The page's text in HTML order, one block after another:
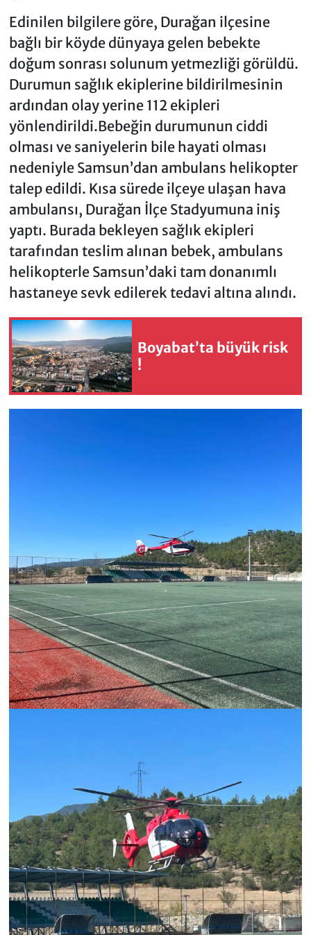
Edinilen bilgilere göre, Durağan ilçesine
bağlı bir köyde dünyaya gelen bebekte
doğum sonrası solunum yetmezliği görüldü.
Durumun sağlık ekiplerine bildirilmesinin
ardından olay yerine 112 ekipleri
yönlendirildi.Bebeğin durumunun ciddi
olması ve saniyelerin bile hayati olması
nedeniyle Samsun’dan ambulans helikopter
talep edildi. Kısa sürede ilçeye ulaşan hava
ambulansı, Durağan İlçe Stadyumuna iniş
yaptı. Burada bekleyen sağlık ekipleri
tarafından teslim alınan bebek, ambulans
helikopterle Samsun’daki tam donanımlı
hastaneye sevk edilerek tedavi altına alındı.
Boyabat’ta büyük risk
!